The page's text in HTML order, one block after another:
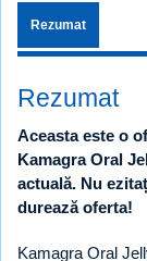
Rezumat
Rezumat
Aceasta este o
Kamagra Oral
actuală. Nu
durează oferta!
Kamagra Oral